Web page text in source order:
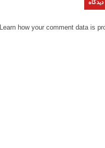
Learn how your comment data is